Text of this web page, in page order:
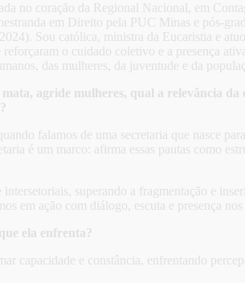
no coração da Regional Nacional, em
em Direito pela PUC Minas e pós-
Sou católica, ministra da Eucaristia e
o cuidado coletivo e a presença
das mulheres, da juventude e da
agride mulheres, qual a relevância
falamos de uma secretaria que nasce
é um marco: afirma essas pautas como
superando a fragmentação e
em ação com diálogo, escuta e presença nos
ela enfrenta?
capacidade e constância, enfrentando